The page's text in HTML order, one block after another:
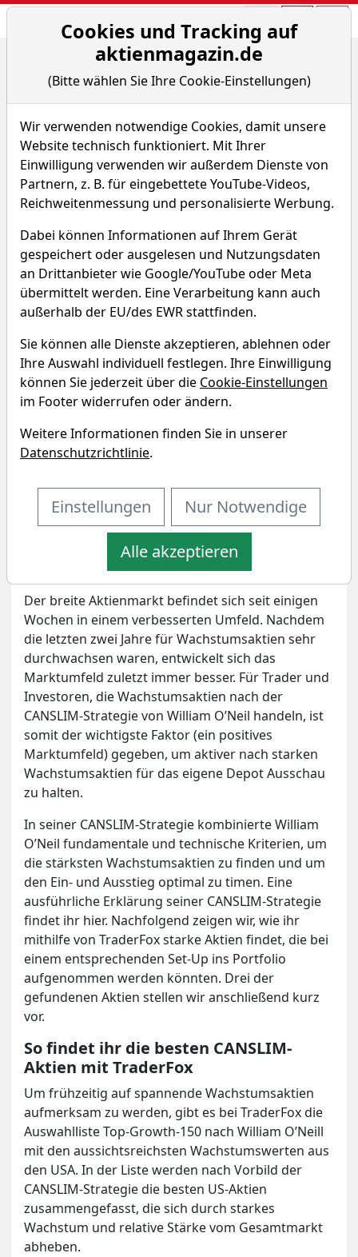
Aktien- und
Aktien-Screener
Welche CANSLIM-Aktien sollten Trader für 2024 auf...
Aktien-Screener
Welche CANSLIM-Aktien
sollten Trader für 2024 auf die
Watchlist setzen?
Von aktien Magazin –
Aktualisiert am 18.12.23
16:21
Kommentar verfassen
Artikel drucken
Eigenpositionen
Der breite Aktienmarkt befindet sich seit einigen
Wochen in einem verbesserten Umfeld. Nachdem
die letzten zwei Jahre für Wachstumsaktien sehr
durchwachsen waren, entwickelt sich das
Marktumfeld zuletzt immer besser. Für Trader und
Investoren, die Wachstumsaktien nach der
CANSLIM-Strategie von William O’Neil handeln, ist
somit der wichtigste Faktor (ein positives
Marktumfeld) gegeben, um aktiver nach starken
Wachstumsaktien für das eigene Depot Ausschau
zu halten.
In seiner CANSLIM-Strategie kombinierte William
O’Neil fundamentale und technische Kriterien, um
die stärksten Wachstumsaktien zu finden und um
den Ein- und Ausstieg optimal zu timen. Eine
ausführliche Erklärung seiner CANSLIM-Strategie
findet ihr hier. Nachfolgend zeigen wir, wie ihr
mithilfe von TraderFox starke Aktien findet, die bei
einem entsprechenden Set-Up ins Portfolio
aufgenommen werden könnten. Drei der
gefundenen Aktien stellen wir anschließend kurz
vor.
So findet ihr die besten CANSLIM-
Aktien mit TraderFox
Um frühzeitig auf spannende Wachstumsaktien
aufmerksam zu werden, gibt es bei TraderFox die
Auswahlliste Top-Growth-150 nach William O’Neill
mit den aussichtsreichsten Wachstumswerten aus
den USA. In der Liste werden nach Vorbild der
CANSLIM-Strategie die besten US-Aktien
zusammengefasst, die sich durch starkes
Wachstum und relative Stärke vom Gesamtmarkt
abheben.
Cookies und Tracking auf
aktienmagazin.de
(Bitte wählen Sie Ihre Cookie-Einstellungen)
Wir verwenden notwendige Cookies, damit unsere
Website technisch funktioniert. Mit Ihrer
Einwilligung verwenden wir außerdem Dienste von
Partnern, z. B. für eingebettete YouTube-Videos,
Reichweitenmessung und personalisierte Werbung.
Dabei können Informationen auf Ihrem Gerät
gespeichert oder ausgelesen und Nutzungsdaten
an Drittanbieter wie Google/YouTube oder Meta
übermittelt werden. Eine Verarbeitung kann auch
außerhalb der EU/des EWR stattfinden.
Sie können alle Dienste akzeptieren, ablehnen oder
Ihre Auswahl individuell festlegen. Ihre Einwilligung
können Sie jederzeit über die Cookie-Einstellungen
im Footer widerrufen oder ändern.
Weitere Informationen finden Sie in unserer
Datenschutzrichtlinie.
Einstellungen Nur Notwendige
Alle akzeptieren